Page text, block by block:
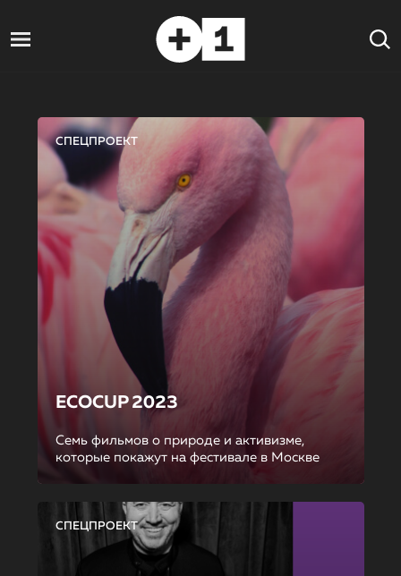
СПЕЦПРОЕКТ
ECOCUP 2023
Семь фильмов о природе и активизме,
которые покажут на фестивале в Москве
СПЕЦПРОЕКТ